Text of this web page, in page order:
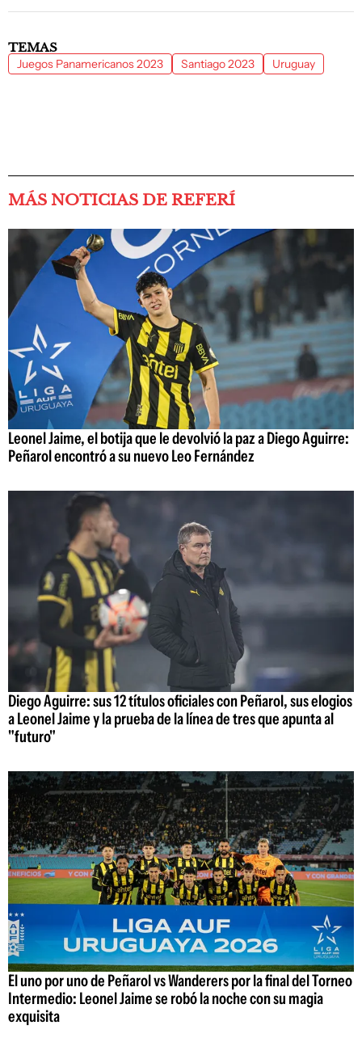
TEMAS
Juegos Panamericanos 2023 Santiago 2023 Uruguay
MÁS NOTICIAS DE REFERÍ
Leonel Jaime, el botija que le devolvió la paz a Diego Aguirre:
Peñarol encontró a su nuevo Leo Fernández
Diego Aguirre: sus 12 títulos oficiales con Peñarol, sus elogios
a Leonel Jaime y la prueba de la línea de tres que apunta al
"futuro"
El uno por uno de Peñarol vs Wanderers por la final del Torneo
Intermedio: Leonel Jaime se robó la noche con su magia
exquisita